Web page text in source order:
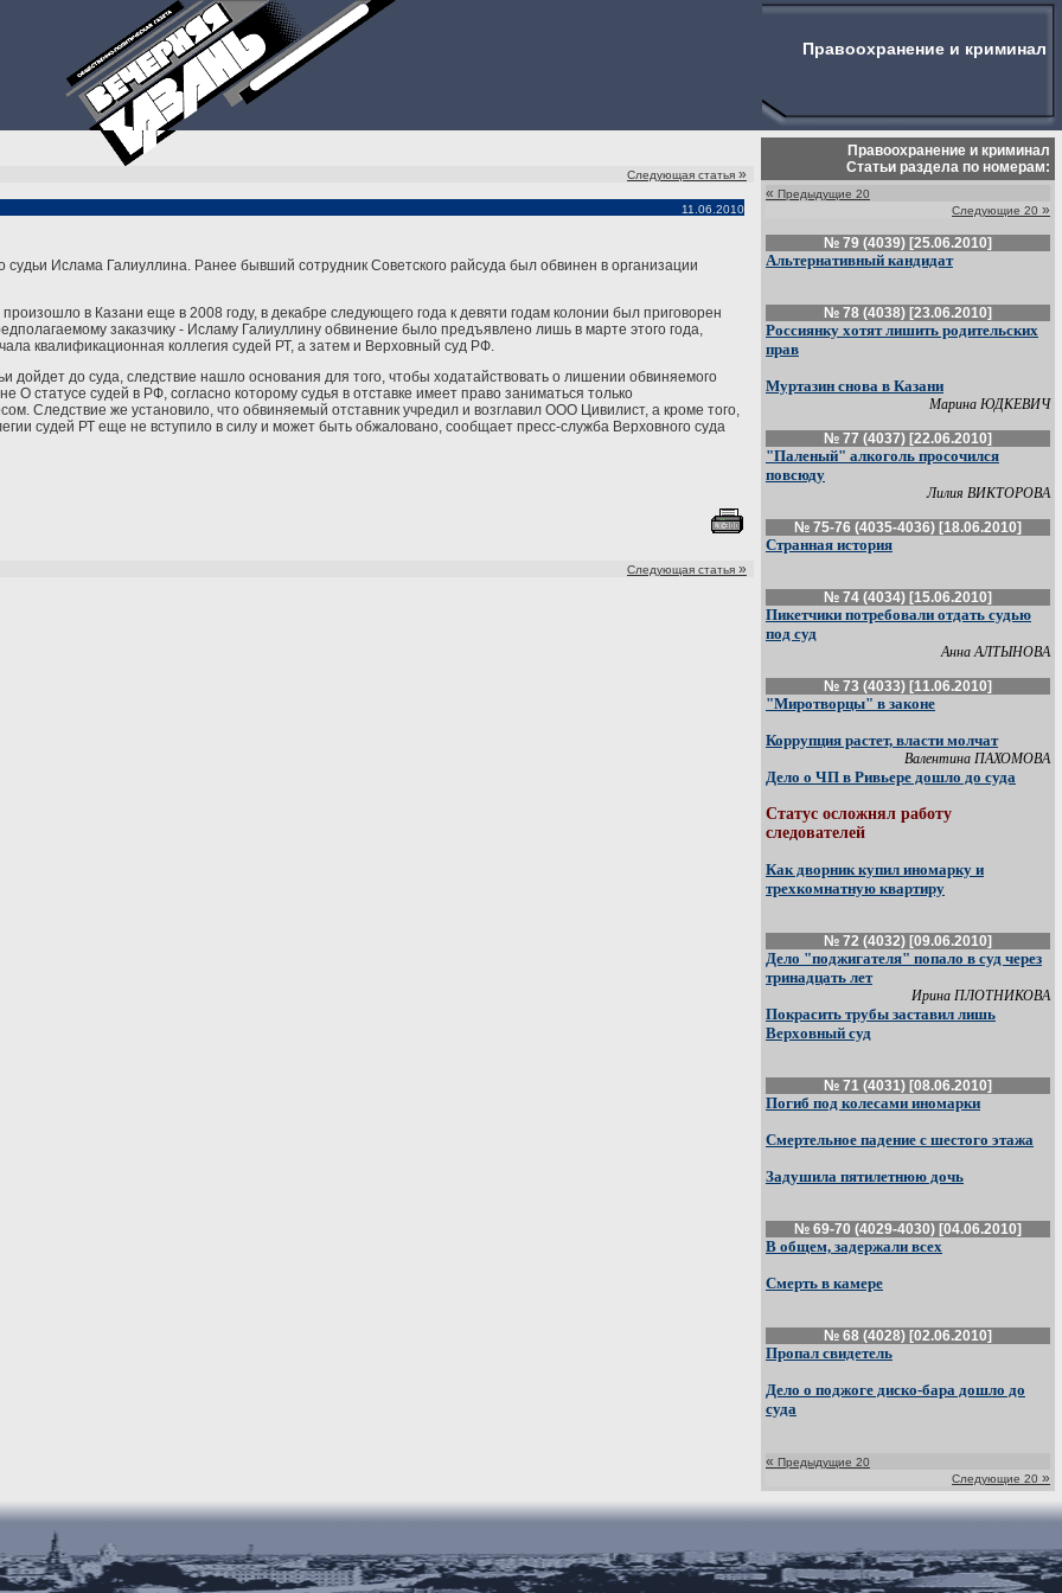
Правоохранение и криминал
Следующая статья »
11.06.2010
Ислама Галиуллина. Ранее бывший сотрудник Советского райсуда был обвинен в организации
в Казани еще в 2008 году, в декабре следующего года к девяти годам колонии был приговорен
заказчику - Исламу Галиуллину обвинение было предъявлено лишь в марте этого года,
квалификационная коллегия судей РТ, а затем и Верховный суд РФ.
дойдет до суда, следствие нашло основания для того, чтобы ходатайствовать о лишении обвиняемого
О статусе судей в РФ, согласно которому судья в отставке имеет право заниматься только
Следствие же установило, что обвиняемый отставник учредил и возглавил ООО Цивилист, а кроме того,
судей РТ еще не вступило в силу и может быть обжаловано, сообщает пресс-служба Верховного суда
Следующая статья »
Правоохранение и криминал
Статьи раздела по номерам:
« Предыдущие 20
Следующие 20 »
№ 79 (4039) [25.06.2010]
Альтернативный кандидат
№ 78 (4038) [23.06.2010]
Россиянку хотят лишить родительских
прав
Муртазин снова в Казани
Марина ЮДКЕВИЧ
№ 77 (4037) [22.06.2010]
"Паленый" алкоголь просочился
повсюду
Лилия ВИКТОРОВА
№ 75-76 (4035-4036) [18.06.2010]
Странная история
№ 74 (4034) [15.06.2010]
Пикетчики потребовали отдать судью
под суд
Анна АЛТЫНОВА
№ 73 (4033) [11.06.2010]
"Миротворцы" в законе
Коррупция растет, власти молчат
Валентина ПАХОМОВА
Дело о ЧП в Ривьере дошло до суда
Статус осложнял работу
следователей
Как дворник купил иномарку и
трехкомнатную квартиру
№ 72 (4032) [09.06.2010]
Дело "поджигателя" попало в суд через
тринадцать лет
Ирина ПЛОТНИКОВА
Покрасить трубы заставил лишь
Верховный суд
№ 71 (4031) [08.06.2010]
Погиб под колесами иномарки
Смертельное падение с шестого этажа
Задушила пятилетнюю дочь
№ 69-70 (4029-4030) [04.06.2010]
В общем, задержали всех
Смерть в камере
№ 68 (4028) [02.06.2010]
Пропал свидетель
Дело о поджоге диско-бара дошло до
суда
« Предыдущие 20
Следующие 20 »